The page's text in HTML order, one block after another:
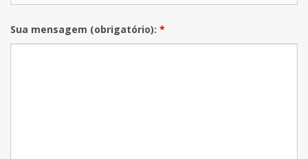
Sua mensagem (obrigatório): *